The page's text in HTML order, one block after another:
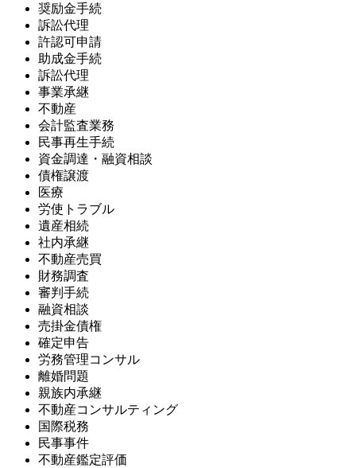
奨励金手続
訴訟代理
許認可申請
助成金手続
訴訟代理
事業承継
不動産
会計監査業務
民事再生手続
資金調達・融資相談
債権譲渡
医療
労使トラブル
遺産相続
社内承継
不動産売買
財務調査
審判手続
融資相談
売掛金債権
確定申告
労務管理コンサル
離婚問題
親族内承継
不動産コンサルティング
国際税務
民事事件
不動産鑑定評価